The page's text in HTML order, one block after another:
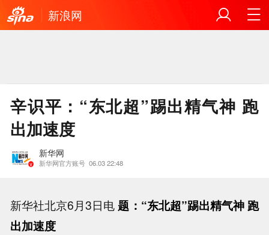
新浪网
辛识平：“东北超”踢出精气神 跑
出加速度
新华网
新华网官方账号 06.03 22:48
新华社北京6月3日电 题：“东北超”踢出精气神 跑
出加速度